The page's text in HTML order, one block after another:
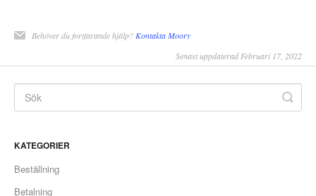
Behöver du fortfarande hjälp?Kontakta Moory
Senast uppdaterad Februari 17, 2022
KATEGORIER
Beställning
Betalning